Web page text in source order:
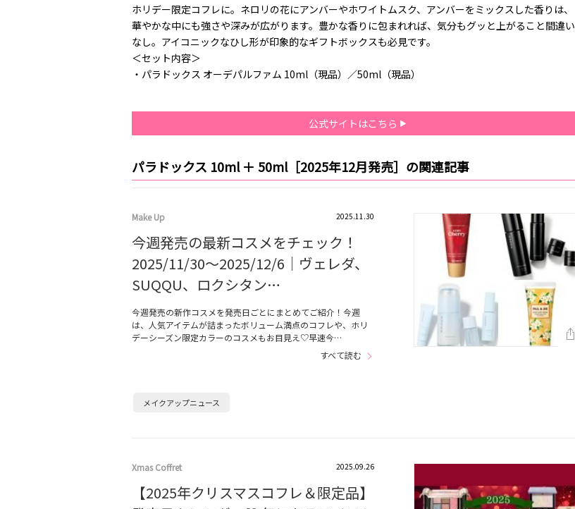
ホリデー限定コフレに。ネロリの花にアンバーやホワイトムスク、アンバーをミックスした香りは、
華やかな中にも強さや深みが広がります。豊かな香りに包まれれば、気分もグッと上がること間違い
なし。アイコニックなひし形が印象的なギフトボックスも必見です。
＜セット内容＞
・パラドックス オーデパルファム 10ml（現品）／50ml（現品）
公式サイトはこちら
パラドックス 10ml ＋ 50ml［2025年12月発売］の関連記事
Make Up 2025.11.30
今週発売の最新コスメをチェック！
2025/11/30～2025/12/6｜ヴェレダ、
SUQQU、ロクシタン…
今週発売の新作コスメを発売日ごとにまとめてご紹介！今週
は、人気アイテムが詰まったボリューム満点のコフレや、ホリ
デーシーズン限定カラーのコスメもお目見え♡早速今…
すべて読む
メイクアップニュース
Xmas Coffret 2025.09.26
【2025年クリスマスコフレ＆限定品】